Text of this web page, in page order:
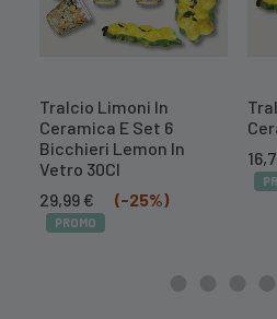
Tralcio Limoni In
Ceramica E Set 6
Bicchieri Lemon In
Vetro 30Cl
Il
prezzo
originale
29,99€
prezzo
(-25%)
PROMO
Il